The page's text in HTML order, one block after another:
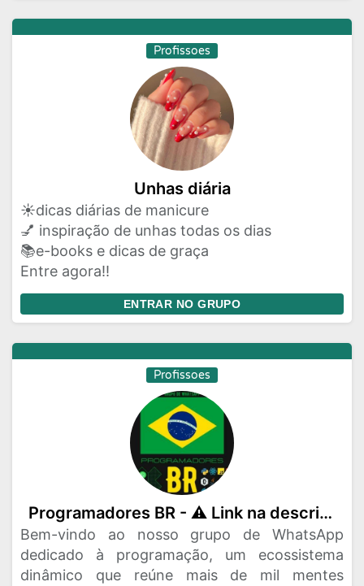
Profissoes
Unhas diária
☀️dicas diárias de manicure
💅 inspiração de unhas todas os dias
📚e-books e dicas de graça
Entre agora!!
ENTRAR NO GRUPO
Profissoes
Programadores BR - ⚠️ Link na descrição ⚠️
Bem-vindo ao nosso grupo de WhatsApp
dedicado à programação, um ecossistema
dinâmico que reúne mais de mil mentes